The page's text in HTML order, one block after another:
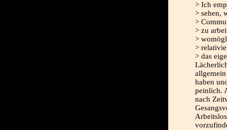
> Ich
> sehen,
>
> zu
>
>
> das
haben
peinlich.
nach